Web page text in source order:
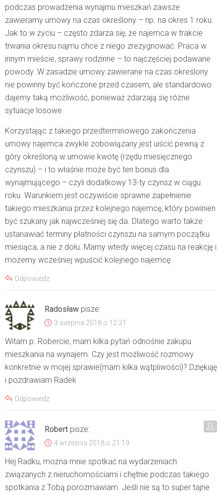
podczas prowadzenia wynajmu mieszkań zawsze
zawieramy umowy na czas określony – np. na okres 1 roku.
Jak to w życiu – często zdarza się, że najemca w trakcie
trwania okresu najmu chce z niego zrezygnować. Praca w
innym mieście, sprawy rodzinne – to najczęściej podawane
powody. W zasadzie umowy zawierane na czas określony
nie powinny być kończone przed czasem, ale standardowo
dajemy taką możliwość, ponieważ zdarzają się różne
sytuacje losowe.
Korzystając z takiego przedterminowego zakończenia
umowy najemca zwykle zobowiązany jest uiścić pewną z
góry określoną w umowie kwotę (rzędu miesięcznego
czynszu) – i to właśnie może być ten bonus dla
wynajmującego – czyli dodatkowy 13-ty czynsz w ciągu
roku. Warunkiem jest oczywiście sprawne zapełnienie
takiego mieszkania przez kolejnego najemcę, który powinien
być szukany jak najwcześniej się da. Dlatego warto także
ustanawiać terminy płatności czynszu na samym początku
miesiąca, a nie z dołu. Mamy wtedy więcej czasu na reakcję i
możemy wcześniej wpuścić kolejnego najemcę.
Odpowiedz
Radosław pisze:
3 sierpnia 2018 o 12:31
Witam p. Robercie, mam kilka pytań odnośnie zakupu
mieszkania na wynajem. Czy jest możliwość rozmowy
konkretnie w mojej sprawie(mam kilka wątpliwości)? Dziękuję
i pozdrawiam Radek
Odpowiedz
Robert pisze:
4 września 2018 o 21:19
Hej Radku, można mnie spotkać na wydarzeniach
związanych z nieruchomościami i chętnie podczas takiego
spotkania z Tobą porozmawiam. Jeśli nie są to super tajne